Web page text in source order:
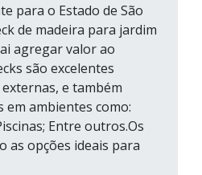
para o Estado de São
de madeira para jardim
agregar valor ao
são excelentes
e também
em ambientes como:
Entre outros.Os
as opções ideais para